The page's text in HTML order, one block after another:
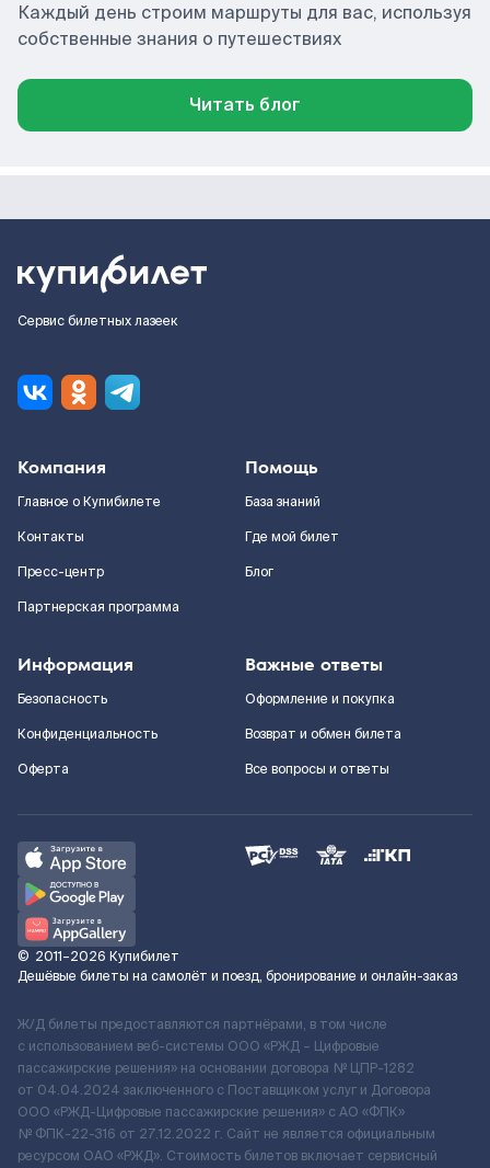
Каждый день строим маршруты для вас, используя
собственные знания о путешествиях
Читать блог
Сервис билетных лазеек
Компания
Главное о Купибилете
Контакты
Пресс-центр
Партнерская программа
Помощь
База знаний
Где мой билет
Блог
Информация
Безопасность
Конфиденциальность
Оферта
Важные ответы
Оформление и покупка
Возврат и обмен билета
Все вопросы и ответы
© 2011–2026 Купибилет
Дешёвые билеты на самолёт и поезд, бронирование и онлайн-заказ
Ж/Д билеты предоставляются партнёрами, в том числе
с использованием веб-системы ООО «РЖД – Цифровые
пассажирские решения» на основании договора № ЦПР-1282
от 04.04.2024 заключенного с Поставщиком услуг и Договора
ООО «РЖД-Цифровые пассажирские решения» c АО «ФПК»
№ ФПК-22-316 от 27.12.2022 г. Сайт не является официальным
ресурсом ОАО «РЖД». Стоимость билетов включает сервисный